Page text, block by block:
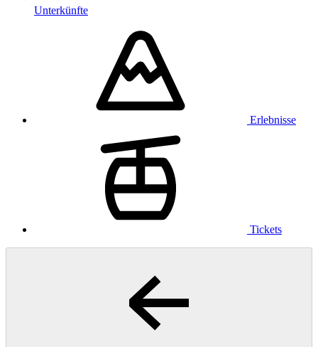
Unterkünfte
Erlebnisse
Tickets